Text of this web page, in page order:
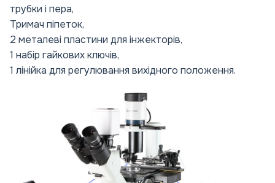
трубки і пера,
Тримач піпеток,
2 металеві пластини для інжекторів,
1 набір гайкових ключів,
1 лінійка для регулювання вихідного положення.